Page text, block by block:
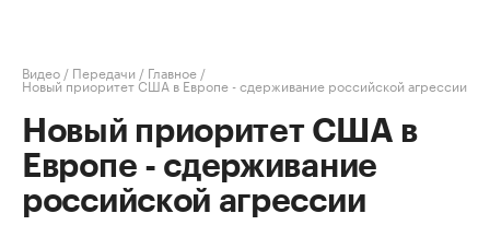
Видео / Передачи / Главное /
Новый приоритет США в Европе - сдерживание российской агрессии
Новый приоритет США в
Европе - сдерживание
российской агрессии